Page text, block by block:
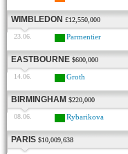
WIMBLEDON £12,550,000
23.06. Parmentier
EASTBOURNE $600,000
14.06. Groth
BIRMINGHAM $220,000
08.06. Rybarikova
PARIS $10,009,638